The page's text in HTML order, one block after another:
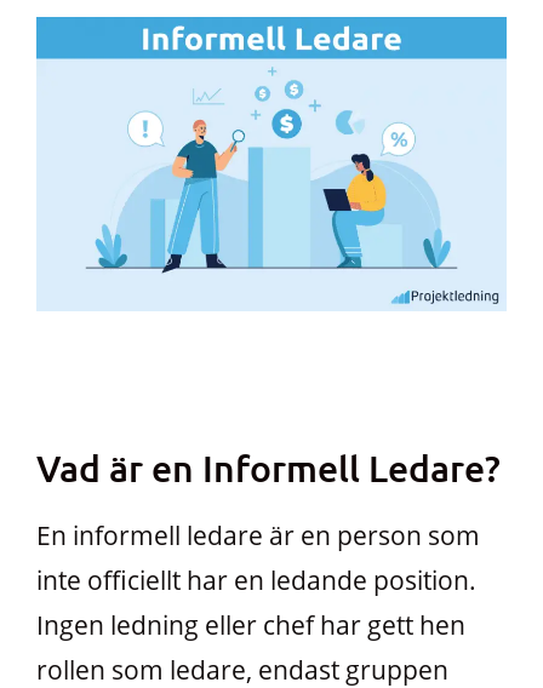
Vad är en Informell Ledare?
En informell ledare är en person som
inte officiellt har en ledande position.
Ingen ledning eller chef har gett hen
rollen som ledare, endast gruppen